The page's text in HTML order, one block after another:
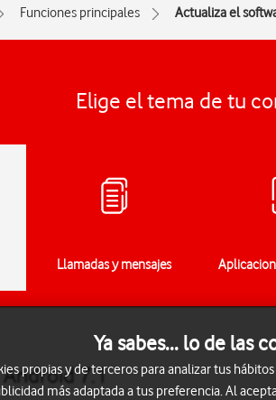
Funciones principales Actualiza el
Elige el tema de tu
Llamadas y mensajes
7.1
Ya sabes... lo de las
propias y de terceros para analizar tus
más adaptada a tus preferencia. Al